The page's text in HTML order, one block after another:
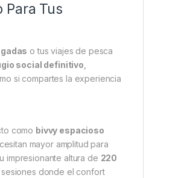
Para Tus
o tus viajes de pesca
social definitivo
si compartes la experiencia
como bivvy espacioso
mayor amplitud para
impresionante altura de 220
donde el confort